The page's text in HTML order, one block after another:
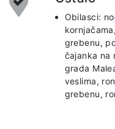
Obilasci:
grebenu,
čajanka na
grada
veslima,
grebenu,